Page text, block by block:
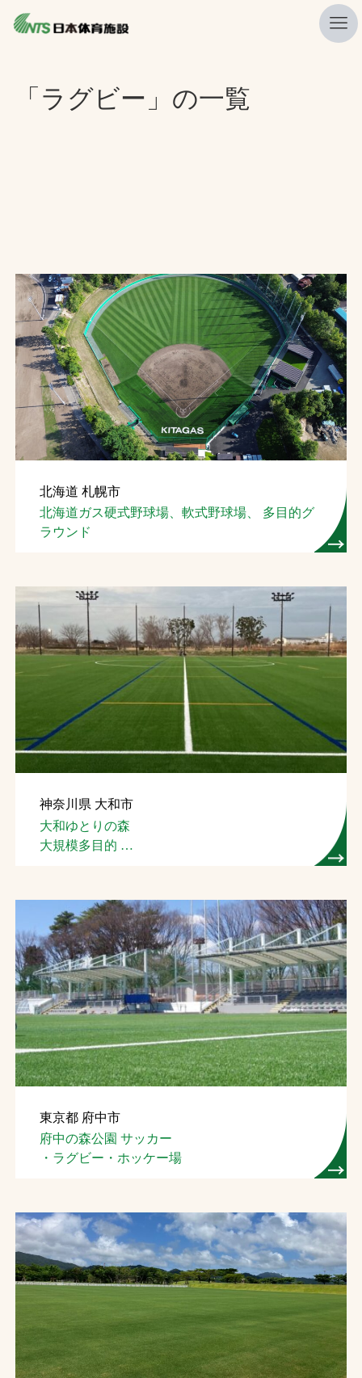
ニュース
会社概要
採用情報
検索
お問合せ
お取引先の皆様へ
ソーシャルメディアポリシー
文字の見えづらさや操作にお困りの方へ
「ラグビー」の一覧
北海道 札幌市
北海道ガス硬式野球場、軟式野球場、 多目的グ
ラウンド
神奈川県 大和市
大和ゆとりの森
大規模多目的
東京都 府中市
府中の森公園 サッカー
・ラグビー・ホッケー場